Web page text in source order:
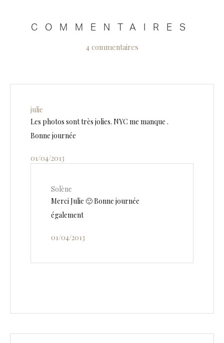
COMMENTAIRES
4 commentaires
julie
Les photos sont très jolies. NYC me manque .
Bonne journée
01/04/2013
Solène
Merci Julie 🙂 Bonne journée
également
01/04/2013